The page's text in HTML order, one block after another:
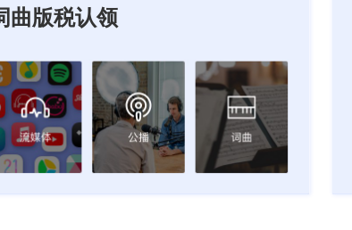
曲版税认领